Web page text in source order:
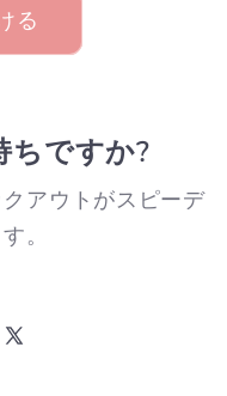
る
ちですか?
アウトがスピーデ
。
X